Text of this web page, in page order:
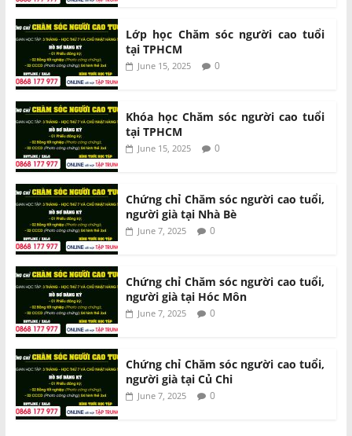
Lớp học Chăm sóc người cao tuổi
tại TPHCM
June 15, 2025 0
Khóa học Chăm sóc người cao tuổi
tại TPHCM
June 15, 2025 0
Chứng chỉ Chăm sóc người cao tuổi,
người già tại Nhà Bè
June 7, 2025 0
Chứng chỉ Chăm sóc người cao tuổi,
người già tại Hóc Môn
June 7, 2025 0
Chứng chỉ Chăm sóc người cao tuổi,
người già tại Củ Chi
June 7, 2025 0